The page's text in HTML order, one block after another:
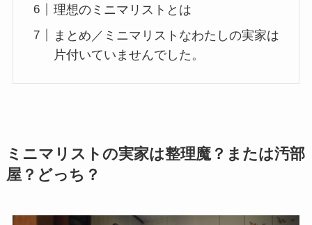
理想のミニマリストとは
まとめ／ミニマリストなわたしの実家は
片付いていませんでした。
ミニマリストの実家は整理魔？または汚部
屋？どっち？